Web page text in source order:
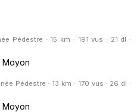
Pédestre · 15 km · 191 vus · 21 dl ·
Pédestre · 13 km · 170 vus · 26 dl ·